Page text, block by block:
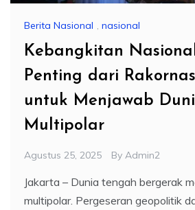
Berita Nasional , nasional
Kebangkitan
Penting dari Rakornas
untuk Menjawab
Multipolar
Agustus 25, 2025 By Admin2
Jakarta – Dunia tengah bergerak
multipolar. Pergeseran geopolitik